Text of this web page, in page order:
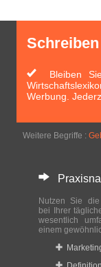
Bleiben Sie
Werbung.
Weitere Begriffe :
Nutzen Sie
bei Ihrer
wesentlich
einem